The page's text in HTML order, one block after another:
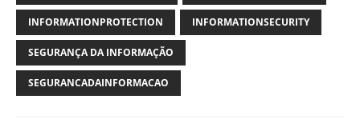
INFORMATIONPROTECTION INFORMATIONSECURITY
SEGURANÇA DA INFORMAÇÃO
SEGURANCADAINFORMACAO